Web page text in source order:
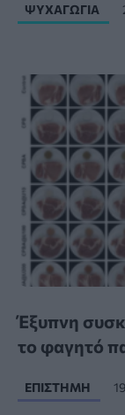
ΨΥΧΑΓΩΓΊΑ
Έξυπνη
το φαγητό
ΕΠΙΣΤΉΜΗ